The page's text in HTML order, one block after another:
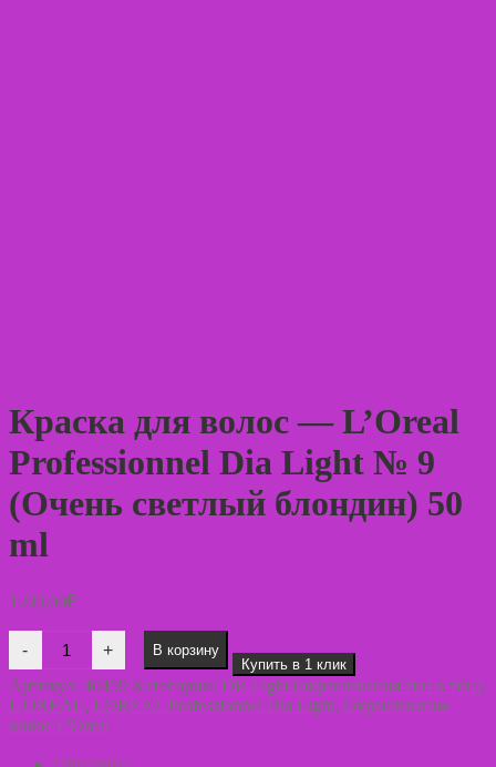
Краска для волос — L’Oreal
Professionnel Dia Light № 9
(Очень светлый блондин) 50
ml
1209,00₽
-
Количество
товара
Краска
для
волос
—
Professionnel
+
В корзину
Купить в 1 клик
Артикул: 40459 Категории: Dia Light (окрашивания тон в тон),
L'OREAL, LОREAL Professionnel Dia Light, Окрашивание
волос L'Oreal
Описание